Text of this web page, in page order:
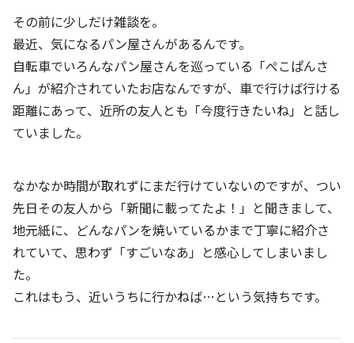
その前に少しだけ雑談を。
最近、気になるパン屋さんがあるんです。
自転車でいろんなパン屋さんを巡っている「ぺこぱんさ
ん」が紹介されていたお店なんですが、車で行けば行ける
距離にあって、近所の友人とも「今度行きたいね」と話し
ていました。
なかなか時間が取れずにまだ行けていないのですが、つい
先日その友人から「新聞に載ってたよ！」と聞きまして、
地元紙に、どんなパンを焼いているかまで丁寧に紹介さ
れていて、思わず「すごいなあ」と感心してしまいまし
た。
これはもう、近いうちに行かねば…という気持ちです。